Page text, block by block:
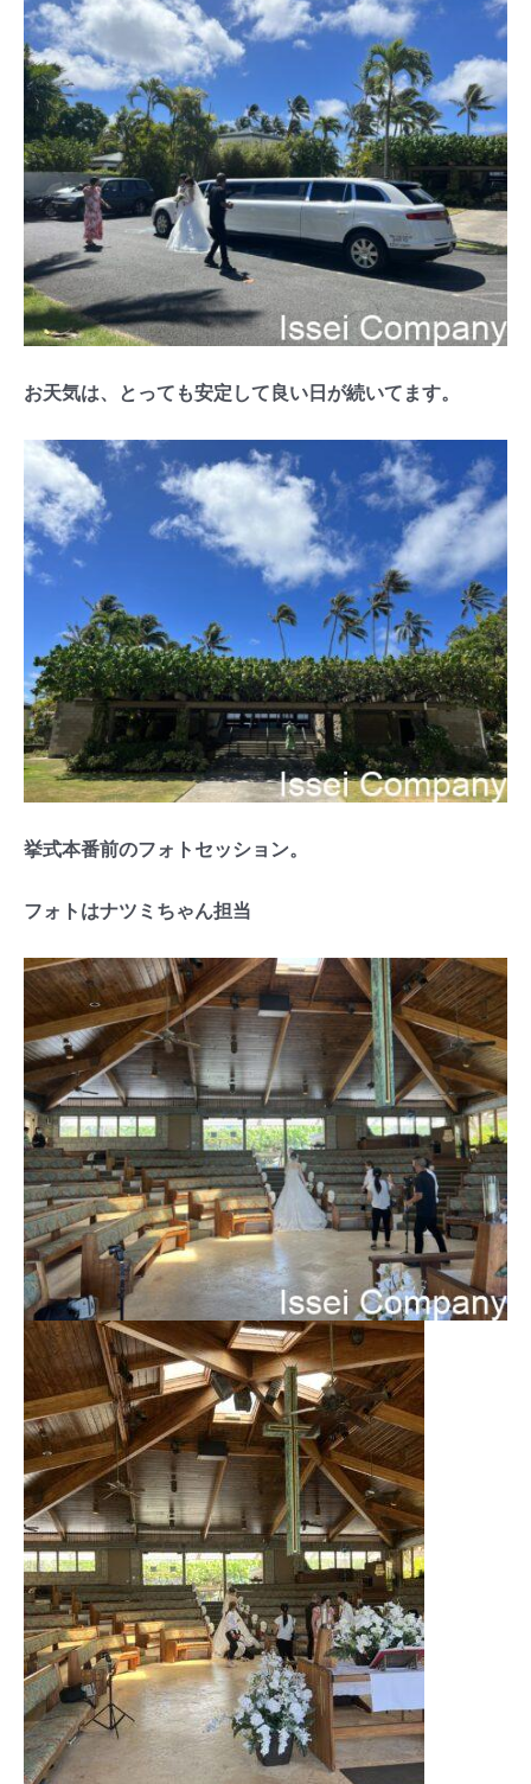
お天気は、とっても安定して良い日が続いてます。
挙式本番前のフォトセッション。
フォトはナツミちゃん担当